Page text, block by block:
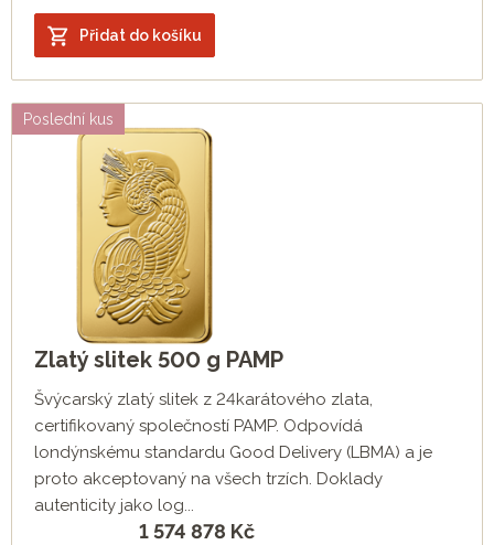
Přidat do košíku
Poslední kus
Zlatý slitek 500 g PAMP
Švýcarský zlatý slitek z 24karátového zlata,
certifikovaný společností PAMP. Odpovídá
londýnskému standardu Good Delivery (LBMA) a je
proto akceptovaný na všech trzích. Doklady
autenticity jako log...
1 574 878 Kč